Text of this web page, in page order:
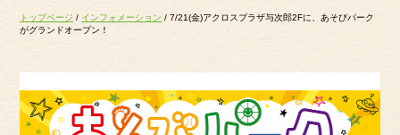
トップページ / インフォメーション / 7/21(金)アクロスプラザ与次郎2Fに、あそびパーク
がグランドオープン！